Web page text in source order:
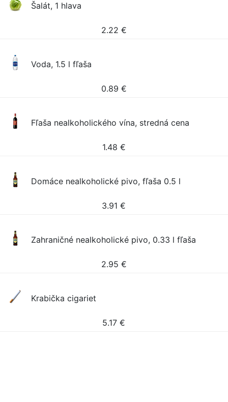
Šalát, 1 hlava
2.22 €
Voda, 1.5 l fľaša
0.89 €
Fľaša nealkoholického vína, stredná cena
1.48 €
Domáce nealkoholické pivo, fľaša 0.5 l
3.91 €
Zahraničné nealkoholické pivo, 0.33 l fľaša
2.95 €
Krabička cigariet
5.17 €